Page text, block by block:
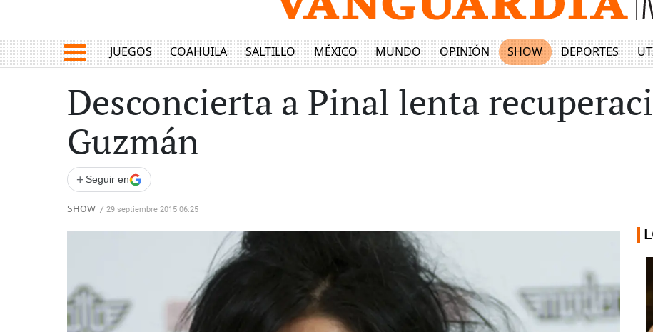
JUEGOS COAHUILA SALTILLO MÉXICO MUNDO OPINIÓN SHOW DEPORTES
Desconcierta a Pinal lenta
Guzmán
+ Seguir en
SHOW / 29 septiembre 2015 06:25